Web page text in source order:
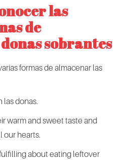
las
de
sobrantes
formas de almacenar las
las donas.
warm and sweet taste and
our hearts.
about eating leftover